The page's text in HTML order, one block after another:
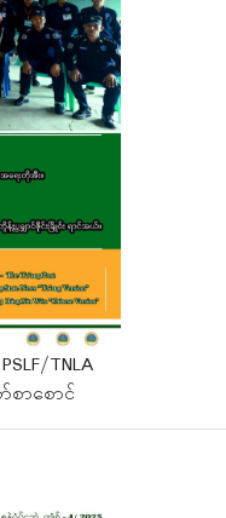
TNLA
ာစောင်